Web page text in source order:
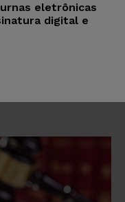
eletrônicas
digital e